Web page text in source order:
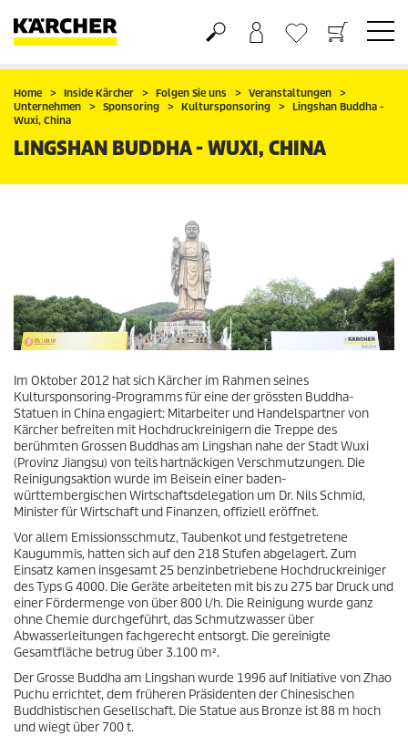
Warenkorb
Wunschliste
Home Inside Kärcher Folgen Sie uns
Veranstaltungen
Unternehmen
Sponsoring Kultursponsoring
Lingshan Buddha -
Wuxi, China
LINGSHAN BUDDHA - WUXI, CHINA
Im Oktober 2012 hat sich Kärcher im Rahmen seines
Kultursponsoring-Programms für eine der grössten Buddha-
Statuen in China engagiert: Mitarbeiter und Handelspartner von
Kärcher befreiten mit Hochdruckreinigern die Treppe des
berühmten Grossen Buddhas am Lingshan nahe der Stadt Wuxi
(Provinz Jiangsu) von teils hartnäckigen Verschmutzungen. Die
Reinigungsaktion wurde im Beisein einer baden-
württembergischen Wirtschaftsdelegation um Dr. Nils Schmid,
Minister für Wirtschaft und Finanzen, offiziell eröffnet.
Vor allem Emissionsschmutz, Taubenkot und festgetretene
Kaugummis, hatten sich auf den 218 Stufen abgelagert. Zum
Einsatz kamen insgesamt 25 benzinbetriebene Hochdruckreiniger
des Typs G 4000. Die Geräte arbeiteten mit bis zu 275 bar Druck und
einer Fördermenge von über 800 l/h. Die Reinigung wurde ganz
ohne Chemie durchgeführt, das Schmutzwasser über
Abwasserleitungen fachgerecht entsorgt. Die gereinigte
Gesamtfläche betrug über 3.100 m².
Der Grosse Buddha am Lingshan wurde 1996 auf Initiative von Zhao
Puchu errichtet, dem früheren Präsidenten der Chinesischen
Buddhistischen Gesellschaft. Die Statue aus Bronze ist 88 m hoch
und wiegt über 700 t.